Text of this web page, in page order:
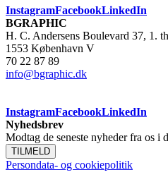
InstagramFacebookLinkedIn
BGRAPHIC
H. C. Andersens Boulevard 37, 1.
1553 København V
70 22 87 89
info@bgraphic.dk
InstagramFacebookLinkedIn
Nyhedsbrev
Modtag de seneste nyheder fra os i
TILMELD
Persondata- og cookiepolitik